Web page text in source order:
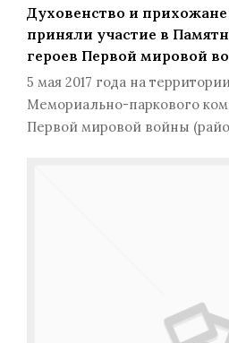
Духовенство и
приняли участие в
героев Первой мировой
5 мая 2017 года на
Мемориально-паркового
Первой мировой войны